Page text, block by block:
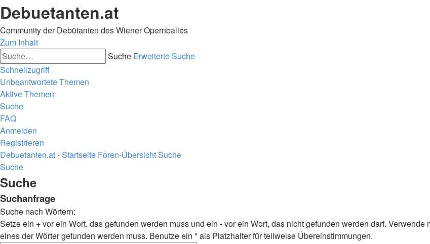
Debuetanten.at
Community der Debütanten des Wiener Opernballes
Zum Inhalt
Suche Erweiterte Suche
Schnellzugriff
Unbeantwortete Themen
Aktive Themen
Suche
FAQ
Anmelden
Registrieren
Debuetanten.at - Startseite Foren-ÜbersichtSuche
Suche
Suche
Suchanfrage
Suche nach Wörtern:
Setze ein +vor ein Wort, das gefunden werden muss und ein -vor ein Wort, das nicht gefunden werden darf. Verwende
eines der Wörter gefunden werden muss. Benutze ein * als Platzhalter für teilweise Übereinstimmungen.